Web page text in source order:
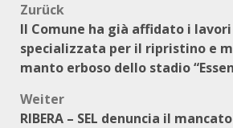
Beitragsnavigation
Zurück
Il Comune ha già affidato i
specializzata per il ripristino e
manto erboso dello stadio
Weiter
RIBERA – SEL denuncia il